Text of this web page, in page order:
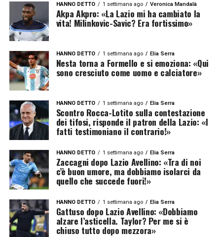
HANNO DETTO 1 settimana ago Veronica Mandalà
Akpa Akpro: «La Lazio mi ha cambiato la
vita! Milinkovic-Savic? Era fortissimo»
HANNO DETTO 1 settimana ago Elia Serra
Nesta torna a Formello e si emoziona: «Qui
sono cresciuto come uomo e calciatore»
HANNO DETTO 1 settimana ago Elia Serra
Scontro Rocca-Lotito sulla contestazione
dei tifosi, risponde il patron della Lazio: «I
fatti testimoniano il contrario!»
HANNO DETTO 1 settimana ago Elia Serra
Zaccagni dopo Lazio Avellino: «Tra di noi
c’è buon umore, ma dobbiamo isolarci da
quello che succede fuori!»
HANNO DETTO 1 settimana ago Elia Serra
Gattuso dopo Lazio Avellino: «Dobbiamo
alzare l’asticella. Taylor? Per me si è
chiuso tutto dopo mezzora»